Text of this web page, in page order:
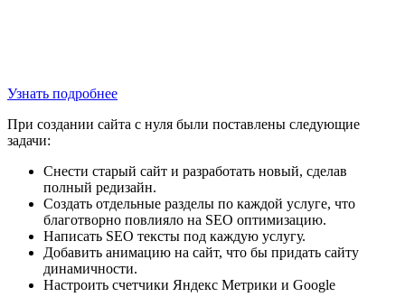
Узнать подробнее
При создании сайта с нуля были поставлены следующие
задачи:
Снести старый сайт и разработать новый, сделав
полный редизайн.
Создать отдельные разделы по каждой услуге, что
благотворно повлияло на SEO оптимизацию.
Написать SEO тексты под каждую услугу.
Добавить анимацию на сайт, что бы придать сайту
динамичности.
Настроить счетчики Яндекс Метрики и Google